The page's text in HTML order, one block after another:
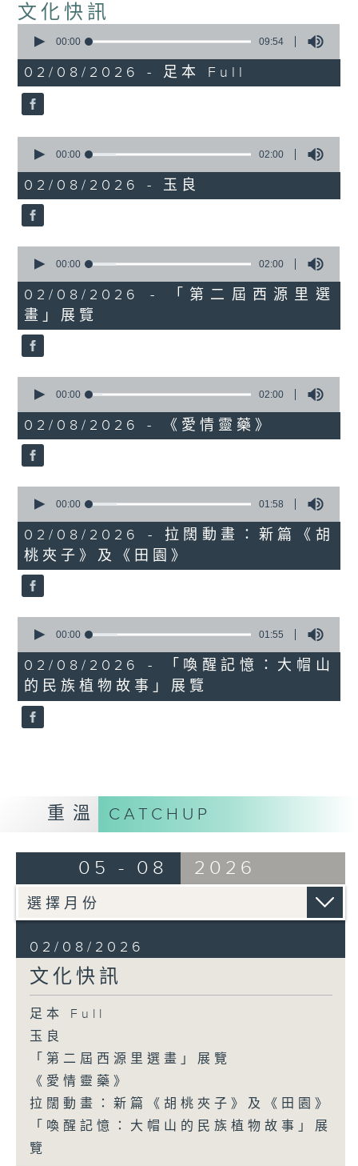
文化快訊
seconds
9
minutes,
54
seconds
00:00 09:54
02/08/2026 - 足本 Full
seconds
2
minutes,
0
seconds
00:00 02:00
02/08/2026 - 玉良
seconds
2
minutes,
0
seconds
00:00 02:00
02/08/2026 - 「第二屆西源里選
畫」展覽
seconds
2
minutes,
0
seconds
00:00 02:00
02/08/2026 - 《愛情靈藥》
seconds
1
minute,
58
seconds
00:00 01:58
02/08/2026 - 拉闊動畫：新篇《胡
桃夾子》及《田園》
seconds
1
minute,
55
seconds
00:00 01:55
02/08/2026 - 「喚醒記憶：大帽山
的民族植物故事」展覽
重溫 CATCHUP
05 - 08 2026
02/08/2026
文化快訊
足本 Full
玉良
「第二屆西源里選畫」展覽
《愛情靈藥》
拉闊動畫：新篇《胡桃夾子》及《田園》
「喚醒記憶：大帽山的民族植物故事」展
覽